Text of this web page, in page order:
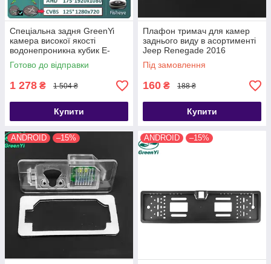
Спеціальна задня GreenYi
камера високої якості
водонепроникна кубик E-
AHD1080P-175 град
Готово до відправки
1 278 ₴ 1 504 ₴
Купити
Плафон тримач для камер
заднього виду в асортименті
Jeep Renegade 2016
Під замовлення
160 ₴ 188 ₴
Купити
ANDROID –15% ANDROID –15%